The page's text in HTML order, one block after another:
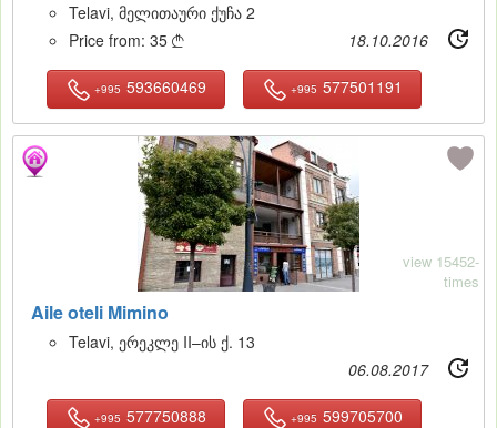
Telavi, მელითაური ქუჩა 2
Price from: 35  18.10.2016
+995 593660469 +995 577501191
12
Aile oteli Mimino
view 15452-
times
Telavi, ერეკლე II–ის ქ. 13
06.08.2017
+995 577750888 +995 599705700